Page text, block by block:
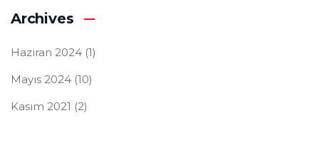
Archives
Haziran 2024 (1)
Mayıs 2024 (10)
Kasım 2021 (2)